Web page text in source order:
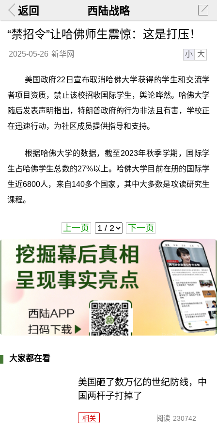
返回 西陆战略
“禁招令”让哈佛师生震惊：这是打压！
2025-05-26 新华网 小 大
美国政府22日宣布取消哈佛大学获得的学生和交流学
者项目资质，禁止该校招收国际学生，舆论哗然。哈佛大学
随后发表声明指出，特朗普政府的行为非法且有害，学校正
在迅速行动，为社区成员提供指导和支持。
根据哈佛大学的数据，截至2023年秋季学期，国际学
生占哈佛学生总数的27%以上。哈佛大学目前在册的国际学
生近6800人，来自140多个国家，其中大多数是攻读研究生
课程。
上一页 下一页
大家都在看
美国砸了数万亿的世纪防线，中
国两杆子打掉了
相关 阅读 230742